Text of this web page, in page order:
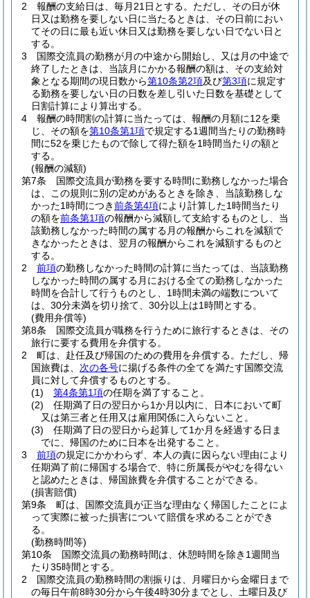
2
報酬の支給日は、毎月21日とする。 ただし、その日が休
日又は勤務を要しない日に当たるときは、その日前におい
てその日に最も近い休日又は勤務を要しない日でない日と
する。
3
国際交流員の勤務が月の中途から開始し、又は月の中途で
終了したときは、当該月にかかる報酬の額は、その支給対
象となる期間の現日数から第10条第2項及び第3項に規定す
る勤務を要しない日の日数を差し引いた日数を基礎として
日割計算により算出する。
4
報酬の時間割の計算に当たっては、報酬の月額に12を乗
じ、その額を第10条第1項で規定する1週間当たりの勤務時
間に52を乗じたもので除して得た額を1時間当たりの額と
する。
(報酬の減額)
第7条
国際交流員が勤務を要する時間に勤務しなかった場合
は、この規則に別の定めがあるときを除き、当該勤務しな
かった1時間につき前条第4項により計算した1時間当たり
の額を前条第1項の報酬から減額して支給するものとし、当
該勤務しなかった時間の属する月の報酬からこれを減額で
きなかったときは、翌月の報酬からこれを減額するものと
する。
2
前項の勤務しなかった時間の計算に当たっては、当該勤務
しなかった時間の属する月における全ての勤務しなかった
時間を合計して行うものとし、1時間未満の端数について
は、30分未満を切り捨て、30分以上は1時間とする。
(費用弁償等)
第8条
国際交流員が職務を行うために旅行するときは、その
旅行に要する費用を弁償する。
2
町は、赴任及び帰国のための費用を弁償する。 ただし、帰
国旅費は、 次の各号に揚げる条件の全てを満たす国際交流
員に対して弁償するものとする。
(1)
第4条第1項の任期を満了すること。
(2)
任期満了日の翌日から1か月以内に、日本において町
又は第三者と任用又は雇用関係に入らないこと。
(3)
任期満了日の翌日から起算して1か月を経過する日ま
でに、帰国のために日本を出発すること。
3
前項の規定にかかわらず、本人の責に因らない理由により
任期満了前に帰国する場合で、特に所属長がやむを得ない
と認めたときは、帰国旅費を弁償することができる。
(損害賠償)
第9条
町は、国際交流員が正当な理由なく帰国したことによ
って実際に被った損害について賠償を求めることができ
る。
(勤務時間等)
第10条
国際交流員の勤務時間は、休憩時間を除き1週間当
たり35時間とする。
2
国際交流員の勤務時間の割振りは、月曜日から金曜日まで
の毎日午前8時30分から午後4時30分までとし、土曜日及び